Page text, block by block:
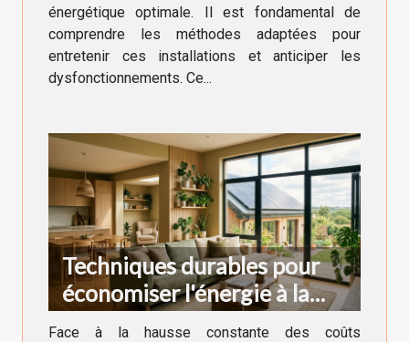
énergétique optimale. Il est fondamental de
comprendre les méthodes adaptées pour
entretenir ces installations et anticiper les
dysfonctionnements. Ce...
Techniques durables pour
économiser l'énergie à la
maison
Face à la hausse constante des coûts